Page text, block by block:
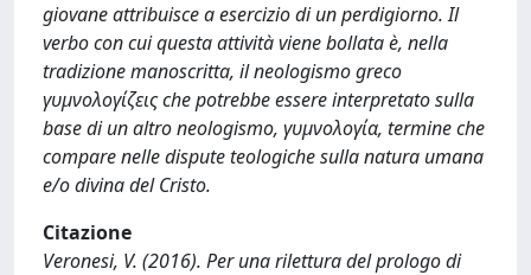
giovane attribuisce a esercizio di un perdigiorno. Il
verbo con cui questa attività viene bollata è, nella
tradizione manoscritta, il neologismo greco
γυμνολογίζεις che potrebbe essere interpretato sulla
base di un altro neologismo, γυμνολογία, termine che
compare nelle dispute teologiche sulla natura umana
e/o divina del Cristo.
Citazione
Veronesi, V. (2016). Per una rilettura del prologo di